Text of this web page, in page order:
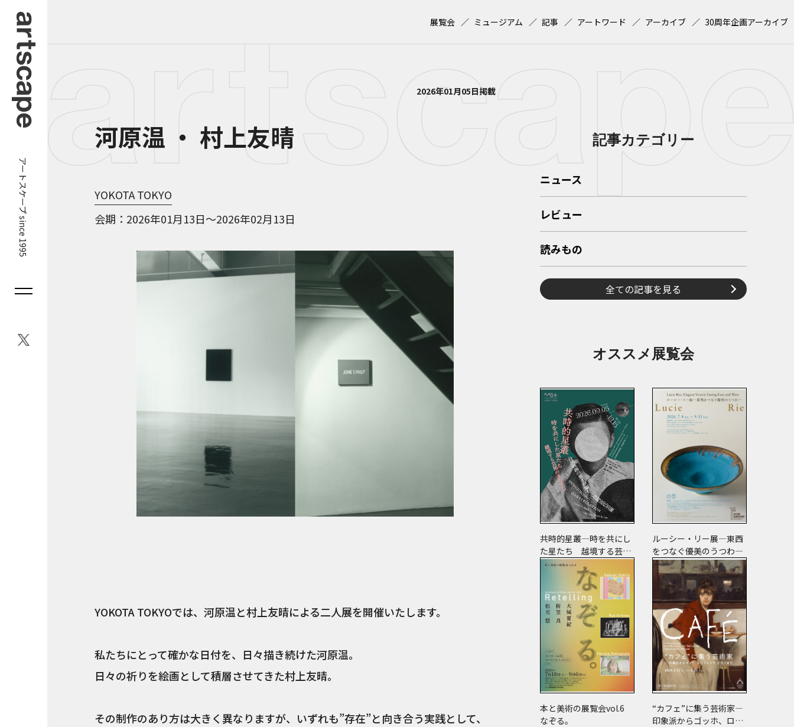
アートスケープ since 1995
展覧会 ミュージアム 記事 アートワード アーカイブ 30周年企画アーカイブ
2026年01月05日掲載
河原温 ・ 村上友晴
YOKOTA TOKYO
会期
2026年01月13日～2026年02月13日
ation | 撮影：Seiichiro Iwakami
YOKOTA TOKYOでは、河原温と村上友晴による二人展を開催いたします。
私たちにとって確かな日付を、日々描き続けた河原温。
日々の祈りを絵画として積層させてきた村上友晴。
その制作のあり方は大きく異なりますが、いずれも”存在”と向き合う実践として、
記事カテゴリー
ニュース
レビュー
読みもの
全ての記事を見る
オススメ展覧会
共時的星叢―時を共にし
た星たち 越境する芸術
のまなざし
ルーシー・リー展―東西
をつなぐ優美のうつわ―
本と美術の展覧会vol.6
なぞる。
“カフェ”に集う芸術家―
印象派からゴッホ、ロー